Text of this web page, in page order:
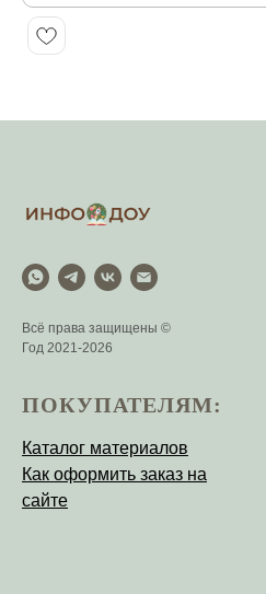
Всё права защищены ©
Год 2021-2026
ПОКУПАТЕЛЯМ:
Каталог материалов
Как оформить заказ на
сайте